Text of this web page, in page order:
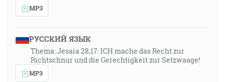
MP3
РУССКИЙ ЯЗЫК
Thema: Jesaia 28,17: ICH mache das Recht zur
Richtschnur und die Gerechtigkeit zur Setzwaage!
MP3